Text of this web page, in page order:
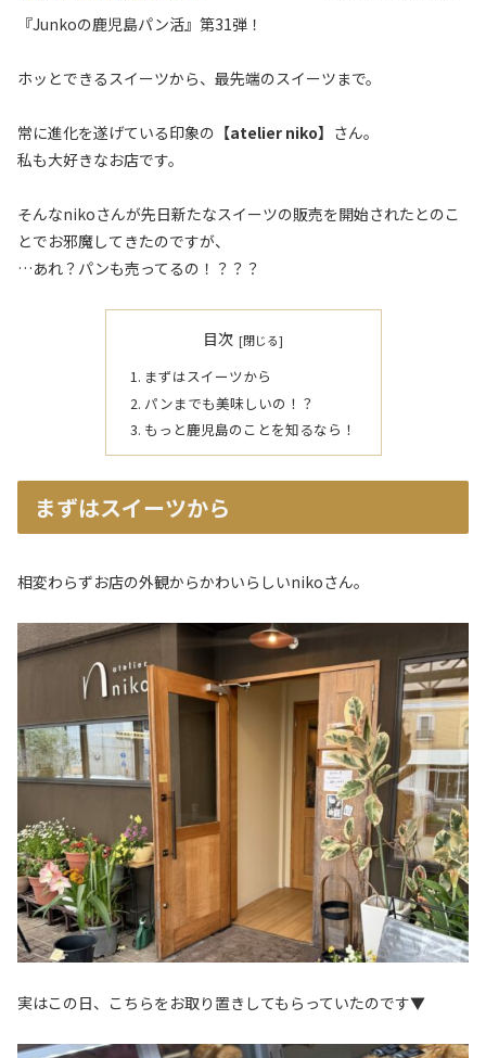
『Junkoの鹿児島パン活』第31弾！
ホッとできるスイーツから、最先端のスイーツまで。
常に進化を遂げている印象の 【atelier niko】 さん。
私も大好きなお店です。
そんなnikoさんが先日新たなスイーツの販売を開始されたとのこ
とでお邪魔してきたのですが、
…あれ？パンも売ってるの！？？？
目次
まずはスイーツから
パンまでも美味しいの！？
もっと鹿児島のことを知るなら！
まずはスイーツから
相変わらずお店の外観からかわいらしいnikoさん。
実はこの日、こちらをお取り置きしてもらっていたのです▼